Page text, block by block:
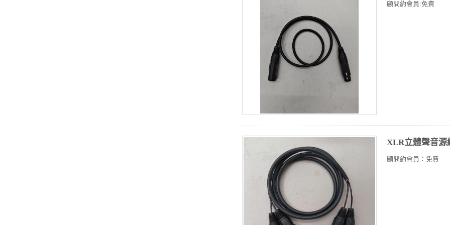
顧問約會員:免費
XLR立體聲音源
顧問約會員：免費